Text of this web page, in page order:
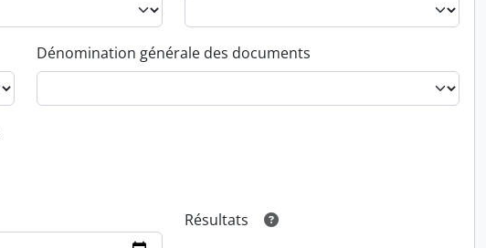
Dénomination générale des documents
Résultats